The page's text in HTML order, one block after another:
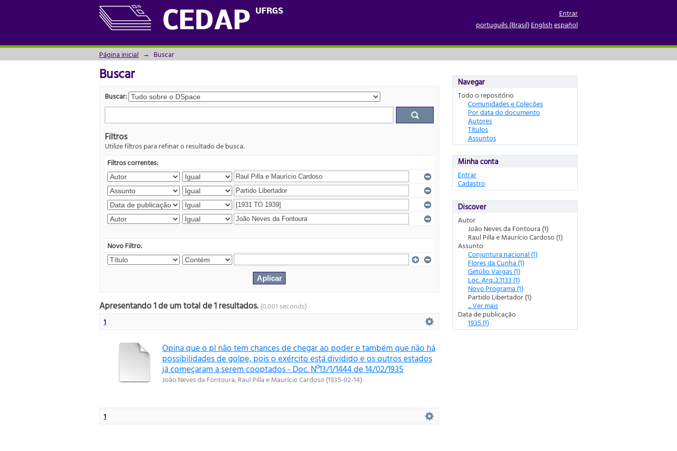
CEDAP UFRGS
Buscar
Entrar
português (Brasil)Englishespañol
Página inicial → Buscar
Buscar
Buscar:
Filtros
Utilize filtros para refinar o resultado de busca.
Filtros correntes:
Novo Filtro:
Apresentando 1 de um total de 1 resultados. (0.001 seconds)
1
Opina que o pl não tem chances de chegar ao poder e também que não há
possibilidades de golpe, pois o exército está dividido e os outros estados
já começaram a serem cooptados - Doc. Nº13/1/1444 de 14/02/1935
João Neves da Fontoura;Raul Pilla e Maurício Cardoso(1935-02-14)
1
Navegar
Todo o repositório
Comunidades e Coleções
Por data do documento
Autores
Títulos
Assuntos
Minha conta
Entrar
Cadastro
Discover
Autor
João Neves da Fontoura (1)
Raul Pilla e Maurício Cardoso (1)
Assunto
Conjuntura nacional (1)
Flores da Cunha (1)
Getúlio Vargas (1)
Loc. Arq.:2.1133 (1)
Novo Programa (1)
Partido Libertador (1)
... Ver mais
Data de publicação
1935 (1)